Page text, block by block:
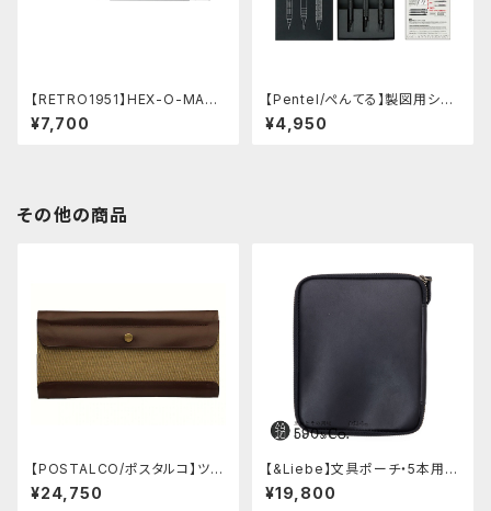
【RETRO1951】HEX-O-MATI
Cヘクソマティックシャープペン
シル (シルバー)
¥7,700
【Pentel/ぺんてる】製図用シャ
ープペンシル 60周年限定3本
セット
¥4,950
その他の商品
【POSTALCO/ポスタルコ】ツー
ルボックス (Olive Green)
¥24,750
【&Liebe】文具ポーチ・5本用
(スムースブラック)
¥19,800